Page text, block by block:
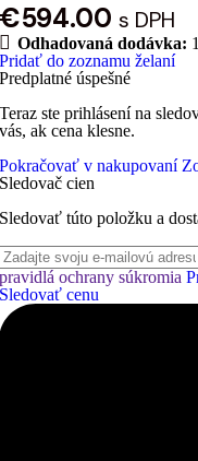
€594.00 s DPH
Odhadovaná dodávka:
Pridať do zoznamu želaní
Predplatné úspešné
Teraz ste prihlásení na
vás, ak cena klesne.
Pokračovať v nakupovaní
Sledovač cien
Sledovať túto položku a
pravidlá ochrany súkromia
Sledovať cenu